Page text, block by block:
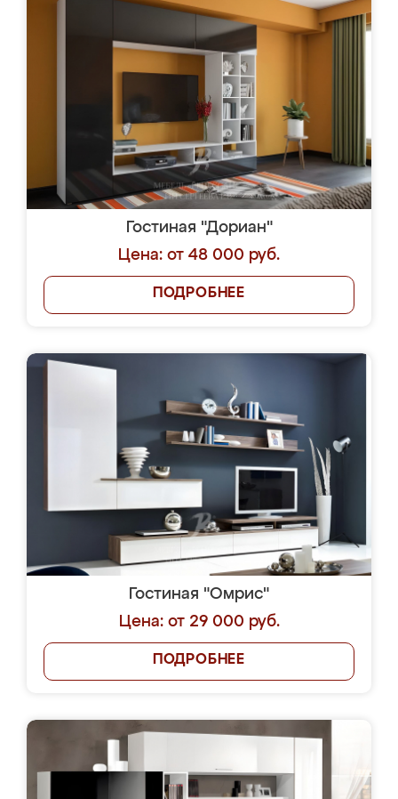
Гостиная "Дориан"
Цена: от 48 000 руб.
ПОДРОБНЕЕ
Гостиная "Омрис"
Цена: от 29 000 руб.
ПОДРОБНЕЕ